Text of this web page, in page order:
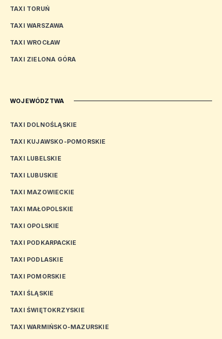
TAXI TORUŃ
TAXI WARSZAWA
TAXI WROCŁAW
TAXI ZIELONA GÓRA
WOJEWÓDZTWA
TAXI DOLNOŚLĄSKIE
TAXI KUJAWSKO-POMORSKIE
TAXI LUBELSKIE
TAXI LUBUSKIE
TAXI MAZOWIECKIE
TAXI MAŁOPOLSKIE
TAXI OPOLSKIE
TAXI PODKARPACKIE
TAXI PODLASKIE
TAXI POMORSKIE
TAXI ŚLĄSKIE
TAXI ŚWIĘTOKRZYSKIE
TAXI WARMIŃSKO-MAZURSKIE